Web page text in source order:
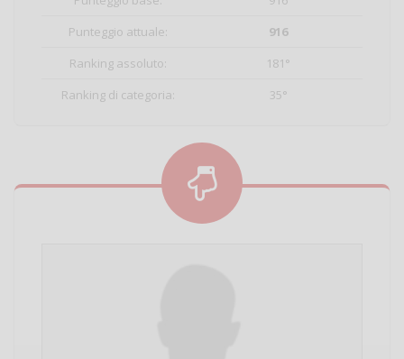
Punteggio attuale:
916
Ranking assoluto:
181°
Ranking di categoria:
35°